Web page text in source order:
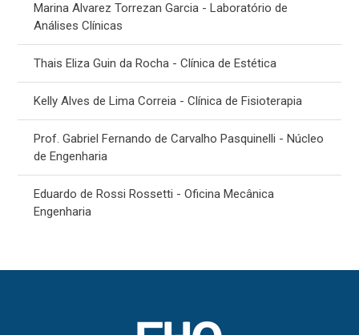
Marina Alvarez Torrezan Garcia - Laboratório de
Análises Clínicas
Thais Eliza Guin da Rocha - Clínica de Estética
Kelly Alves de Lima Correia - Clínica de Fisioterapia
Prof. Gabriel Fernando de Carvalho Pasquinelli - Núcleo
de Engenharia
Eduardo de Rossi Rossetti - Oficina Mecânica
Engenharia